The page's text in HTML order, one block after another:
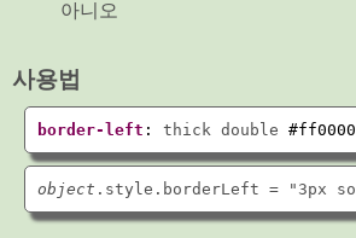
아니오
사용법
border-left : thick double #ff0000
object